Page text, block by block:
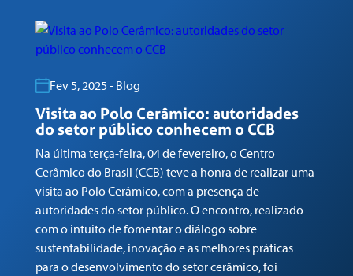
Fev 5, 2025 - Blog
Visita ao Polo Cerâmico: autoridades
do setor público conhecem o CCB
Na última terça-feira, 04 de fevereiro, o Centro
Cerâmico do Brasil (CCB) teve a honra de realizar uma
visita ao Polo Cerâmico, com a presença de
autoridades do setor público. O encontro, realizado
com o intuito de fomentar o diálogo sobre
sustentabilidade, inovação e as melhores práticas
para o desenvolvimento do setor cerâmico, foi